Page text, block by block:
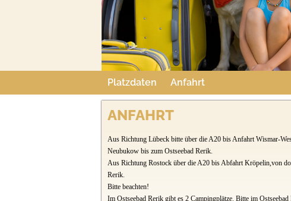
Platzdaten Anfahrt
ANFAHRT
Aus Richtung Lübeck bitte über die A20 bis Anfahrt Wismar-
Neubukow bis zum Ostseebad Rerik.
Aus Richtung Rostock über die A20 bis Abfahrt Kröpelin,von
Rerik.
Bitte beachten!
Im Ostseebad Rerik gibt es 2 Campingplätze. Bitte im